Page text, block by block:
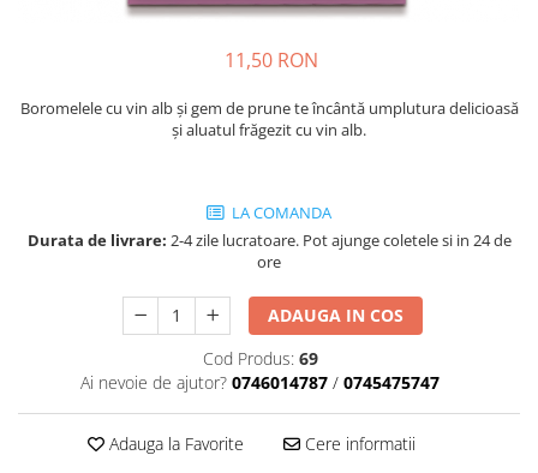
Fursecuri
Prajituri
Prajituri nuci
11,50 RON
Boromelele cu vin alb și gem de prune te încântă umplutura delicioasă
și aluatul frăgezit cu vin alb.
LA COMANDA
Durata de livrare: 2-4 zile lucratoare. Pot ajunge coletele si in 24 de
ore
ADAUGA IN COS
Cod Produs: 69
Ai nevoie de ajutor? 0746014787 / 0745475747
Adauga la Favorite Cere informatii